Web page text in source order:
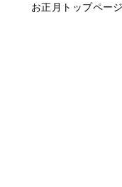
お正月トップページ